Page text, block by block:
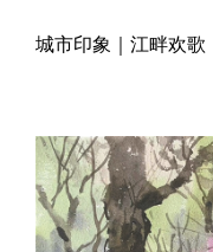
城市印象｜江畔欢歌